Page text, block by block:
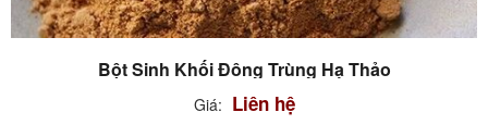
Bột Sinh Khối Đông Trùng Hạ Thảo
Giá: Liên hệ